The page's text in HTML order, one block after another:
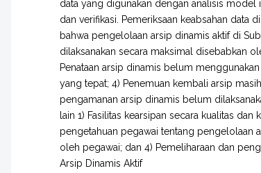
data yang digunakan dengan analisis model
dan verifikasi. Pemeriksaan keabsahan data
bahwa pengelolaan arsip dinamis aktif di
dilaksanakan secara maksimal disebabkan
Penataan arsip dinamis belum
yang tepat; 4) Penemuan kembali arsip
pengamanan arsip dinamis belum
lain 1) Fasilitas kearsipan secara kualitas
pengetahuan pegawai tentang pengelolaan
oleh pegawai; dan 4) Pemeliharaan dan
Arsip Dinamis Aktif